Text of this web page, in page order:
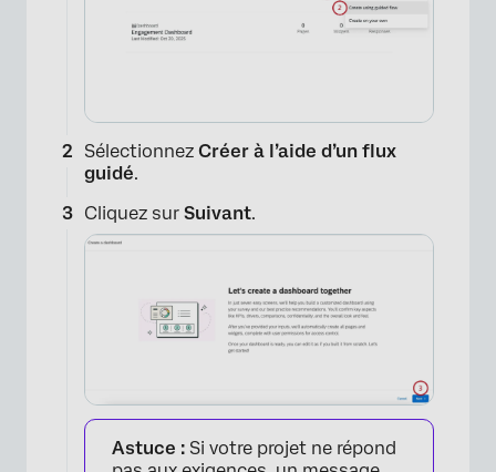
Sélectionnez Créer à l’aide d’un flux
guidé.
Cliquez sur Suivant.
Astuce : Si votre projet ne répond